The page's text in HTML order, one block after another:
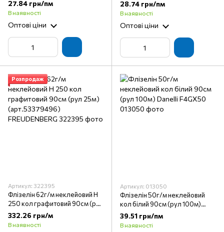
27.84 грн/пм
В наявності
Оптові ціни
28.74 грн/пм
В наявності
Оптові ціни
Розпродаж
Артикул: 322395
Флізелін 62г/м неклейовий Н
250 кол графитовий 90см (рул
25м) (арт.53379496)
FREUDENBERG
332.26 грн/м
В наявності
Артикул: 013050
Флізелін 50г/м неклейовий
кол білий 90см (рул 100м)
Danelli F4GX50
39.51 грн/пм
В наявності